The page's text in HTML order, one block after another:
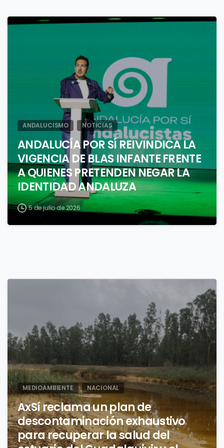
ANDALUCISMO NOTICIAS
ANDALUCÍA POR SÍ REIVINDICA LA
VIGENCIA DE BLAS INFANTE FRENTE
A QUIENES PRETENDEN NEGAR LA
IDENTIDAD ANDALUZA
5 de julio de 2026
0
MEDIOAMBIENTE NACIONAL
AxSí reclama un plan de
descontaminación exhaustivo
para recuperar la salud del